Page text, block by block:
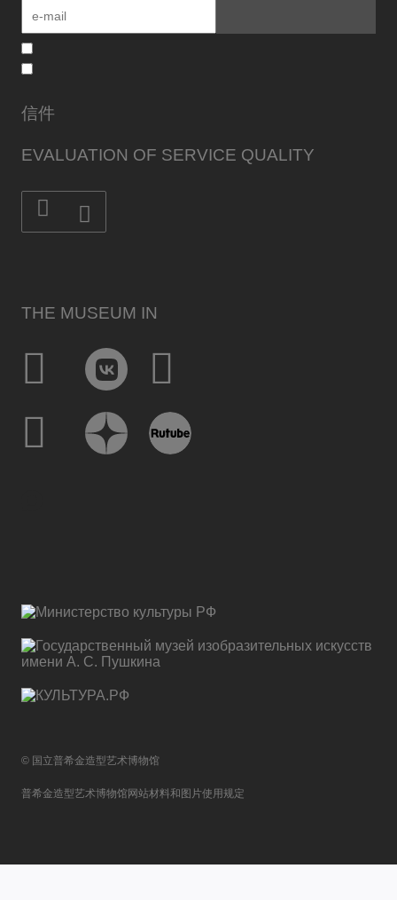
THE MUSEUM IN
信件
EVALUATION OF SERVICE QUALITY
© 国立普希金造型艺术博物馆
普希金造型艺术博物馆网站材料和图片使用规定